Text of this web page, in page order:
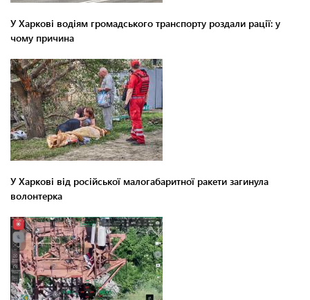
У Харкові водіям громадського транспорту роздали рації: у
чому причина
У Харкові від російської малогабаритної ракети загинула
волонтерка